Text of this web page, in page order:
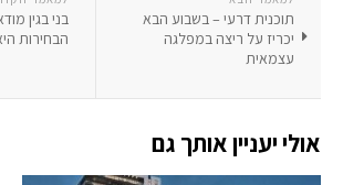
בני בגין
הבחירות
תוכנית דרעי – בשבוע הבא
יכריז על ריצה במפלגה
עצמאית
אולי יעניין אותך גם